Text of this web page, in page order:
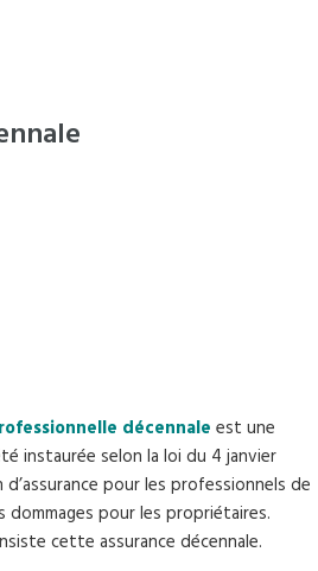
décennale est une
instaurée selon la loi du 4 janvier
pour les professionnels de
pour les propriétaires.
cette assurance décennale.